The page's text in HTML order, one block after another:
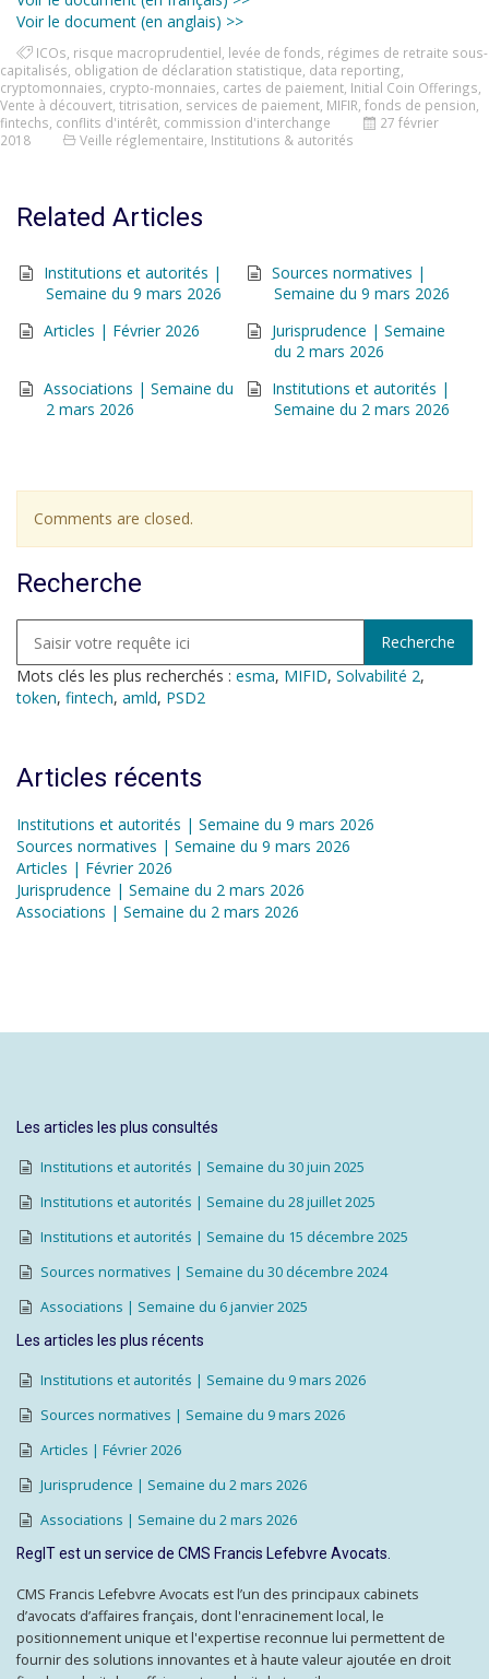
Voir le document (en anglais) >>
ICOs risque macroprudentiel levée de fonds régimes de retraite sous-
capitalisés obligation de déclaration statistique data reporting
cryptomonnaies crypto-monnaies cartes de paiement Initial Coin Offerings
Vente à découvert titrisation services de paiement MIFIR fonds de pension
fintechs conflits d'intérêt commission d'interchange
27 février
2018
Veille réglementaire Institutions & autorités
Related Articles
Institutions et autorités |
Semaine du 9 mars 2026
Sources normatives |
Semaine du 9 mars 2026
Articles | Février 2026
Jurisprudence | Semaine
du 2 mars 2026
Associations | Semaine du
2 mars 2026
Institutions et autorités |
Semaine du 2 mars 2026
Comments are closed.
Recherche
Mots clés les plus recherchés : esma, MIFID, Solvabilité 2,
token, fintech, amld, PSD2
Articles récents
Institutions et autorités | Semaine du 9 mars 2026
Sources normatives | Semaine du 9 mars 2026
Articles | Février 2026
Jurisprudence | Semaine du 2 mars 2026
Associations | Semaine du 2 mars 2026
Les articles les plus consultés
Institutions et autorités | Semaine du 30 juin 2025
Institutions et autorités | Semaine du 28 juillet 2025
Institutions et autorités | Semaine du 15 décembre 2025
Sources normatives | Semaine du 30 décembre 2024
Associations | Semaine du 6 janvier 2025
Les articles les plus récents
Institutions et autorités | Semaine du 9 mars 2026
Sources normatives | Semaine du 9 mars 2026
Articles | Février 2026
Jurisprudence | Semaine du 2 mars 2026
Associations | Semaine du 2 mars 2026
RegIT est un service de CMS Francis Lefebvre Avocats.
CMS Francis Lefebvre Avocats est l’un des principaux cabinets
d’avocats d’affaires français, dont l'enracinement local, le
positionnement unique et l'expertise reconnue lui permettent de
fournir des solutions innovantes et à haute valeur ajoutée en droit